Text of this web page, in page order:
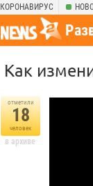
КОРОНАВИРУС
Как
отметили
18
человек
в архиве